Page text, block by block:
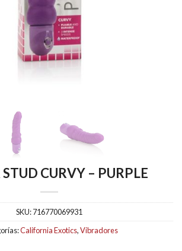
CURVY – PURPLE
SKU:716770069931
California Exotics,Vibradores